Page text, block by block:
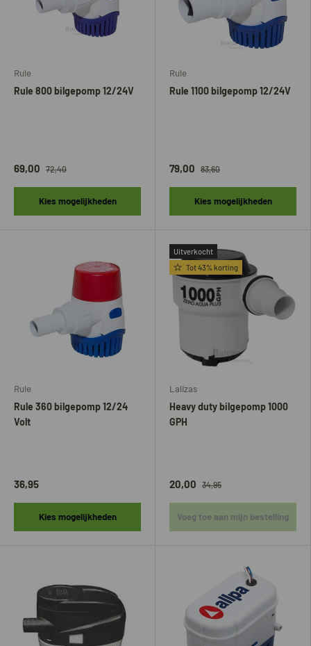
Rule
Rule 800 bilgepomp 12/24V
69,00 72,40
Kies mogelijkheden
Rule
Rule 1100 bilgepomp 12/24V
79,00 83,60
Kies mogelijkheden
Rule
Rule 360 bilgepomp 12/24
Volt
36,95
Kies mogelijkheden
Uitverkocht
Tot 43% korting
Lalizas
Heavy duty bilgepomp 1000
GPH
20,00 34,95
Voeg toe aan mijn bestelling